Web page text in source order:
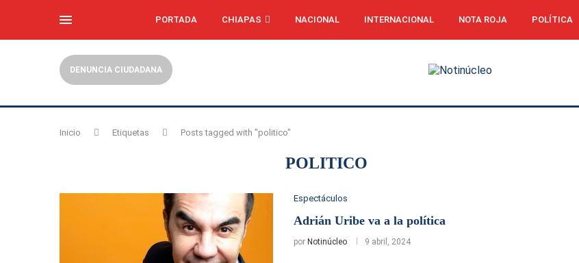
PORTADA CHIAPAS NACIONAL INTERNACIONAL NOTA ROJA POLÍTICA
DENUNCIA CIUDADANA
Inicio Etiquetas Posts tagged with "politico"
POLITICO
Espectáculos
Adrián Uribe va a la política
por Notinúcleo 9 abril, 2024